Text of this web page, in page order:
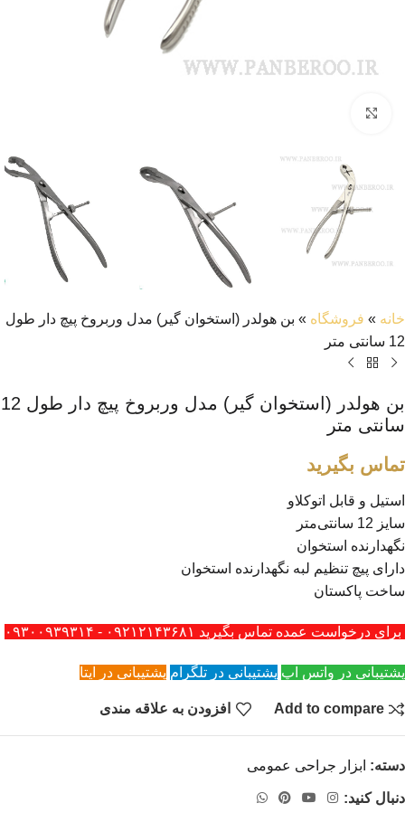
خانه » فروشگاه » بن هولدر (استخوان گیر) مدل وربروخ پیچ دار طول
12 سانتی متر
بن هولدر (استخوان گیر) مدل وربروخ پیچ دار طول 12
سانتی متر
تماس بگیرید
استیل و قابل اتوکلاو
سایز 12 سانتی‌متر
نگهدارنده استخوان
دارای پیچ تنظیم لبه نگهدارنده استخوان
ساخت پاکستان
برای درخواست عمده تماس بگیرید ۰۹۲۱۲۱۴۳۶۸۱ - ۰۹۳۰۰۹۳۹۳۱۴
پشتیبانی در واتس اپ پشتیبانی در تلگرام پشتیبانی در ایتا
Add to compare افزودن به علاقه مندی
دسته: ابزار جراحی عمومی
دنبال کنید: